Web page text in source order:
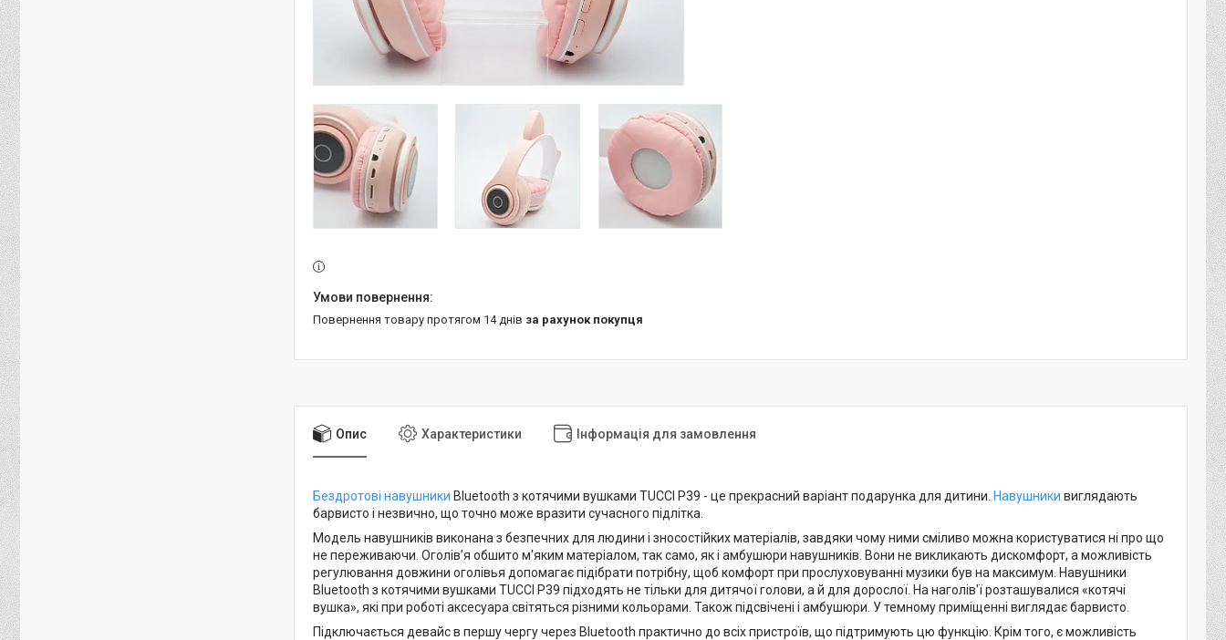
повернення товару протягом 14 днів за рахунок покупця
Опис Характеристики Інформація для замовлення
Бездротові навушники Bluetooth з котячими вушками TUCCI P39 - це прекрасний варіант подарунка для дитини. Навушники виглядають
барвисто і незвично, що точно може вразити сучасного підлітка.
Модель навушників виконана з безпечних для людини і зносостійких матеріалів, завдяки чому ними сміливо можна користуватися ні про що
не переживаючи. Оголів’я обшито м'яким матеріалом, так само, як і амбушюри навушників. Вони не викликають дискомфорт, а можливість
регулювання довжини оголівья допомагає підібрати потрібну, щоб комфорт при прослуховуванні музики був на максимум. Навушники
Bluetooth з котячими вушками TUCCI P39 підходять не тільки для дитячої голови, а й для дорослої. На наголів'ї розташувалися «котячі
вушка», які при роботі аксесуара світяться різними кольорами. Також підсвічені і амбушюри. У темному приміщенні виглядає барвисто.
Підключається девайс в першу чергу через Bluetooth практично до всіх пристроїв, що підтримують цю функцію. Крім того, є можливість